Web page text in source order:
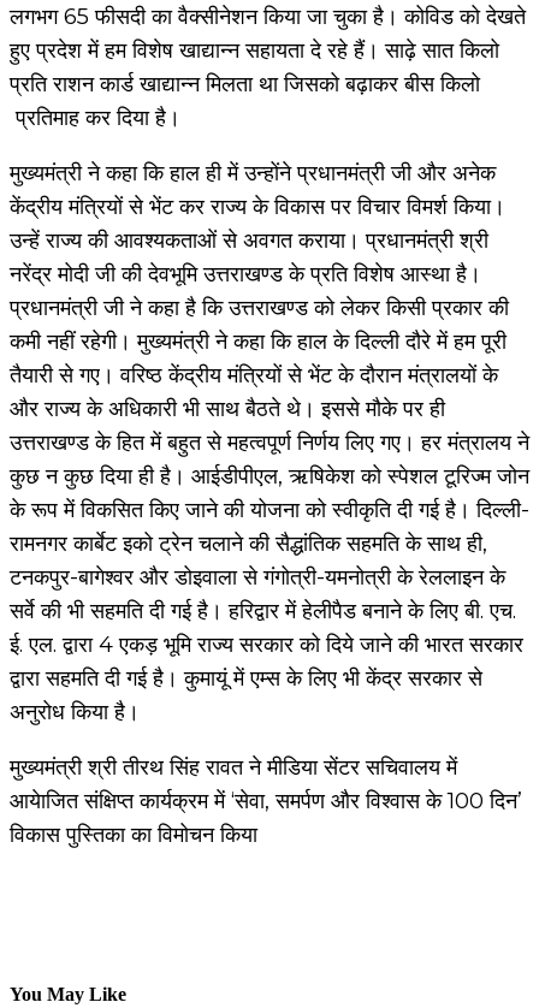
लगभग 65 फीसदी का वैक्सीनेशन किया जा चुका है। कोविड को देखते
हुए प्रदेश में हम विशेष खाद्यान्न सहायता दे रहे हैं। साढ़े सात किलो
प्रति राशन कार्ड खाद्यान्न मिलता था जिसको बढ़ाकर बीस किलो
प्रतिमाह कर दिया है।
मुख्यमंत्री ने कहा कि हाल ही में उन्होंने प्रधानमंत्री जी और अनेक
केंद्रीय मंत्रियों से भेंट कर राज्य के विकास पर विचार विमर्श किया।
उन्हें राज्य की आवश्यकताओं से अवगत कराया। प्रधानमंत्री श्री
नरेंद्र मोदी जी की देवभूमि उत्तराखण्ड के प्रति विशेष आस्था है।
प्रधानमंत्री जी ने कहा है कि उत्तराखण्ड को लेकर किसी प्रकार की
कमी नहीं रहेगी। मुख्यमंत्री ने कहा कि हाल के दिल्ली दौरे में हम पूरी
तैयारी से गए। वरिष्ठ केंद्रीय मंत्रियों से भेंट के दौरान मंत्रालयों के
और राज्य के अधिकारी भी साथ बैठते थे। इससे मौके पर ही
उत्तराखण्ड के हित में बहुत से महत्वपूर्ण निर्णय लिए गए। हर मंत्रालय ने
कुछ न कुछ दिया ही है। आईडीपीएल, ऋषिकेश को स्पेशल टूरिज्म जोन
के रूप में विकसित किए जाने की योजना को स्वीकृति दी गई है। दिल्ली-
रामनगर कार्बेट इको ट्रेन चलाने की सैद्धांतिक सहमति के साथ ही,
टनकपुर-बागेश्वर और डोइवाला से गंगोत्री-यमनोत्री के रेललाइन के
सर्वे की भी सहमति दी गई है। हरिद्वार में हेलीपैड बनाने के लिए बी. एच.
ई. एल. द्वारा 4 एकड़ भूमि राज्य सरकार को दिये जाने की भारत सरकार
द्वारा सहमति दी गई है। कुमायूं में एम्स के लिए भी केंद्र सरकार से
अनुरोध किया है।
मुख्यमंत्री श्री तीरथ सिंह रावत ने मीडिया सेंटर सचिवालय में
आयेाजित संक्षिप्त कार्यक्रम में ‘सेवा, समर्पण और विश्वास के 100 दिन’
विकास पुस्तिका का विमोचन किया
You May Like